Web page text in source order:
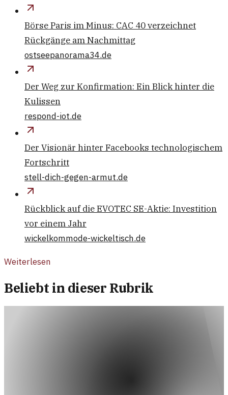
Börse Paris im Minus: CAC 40 verzeichnet
Rückgänge am Nachmittag
ostseepanorama34.de
Der Weg zur Konfirmation: Ein Blick hinter die
Kulissen
respond-iot.de
Der Visionär hinter Facebooks technologischem
Fortschritt
stell-dich-gegen-armut.de
Rückblick auf die EVOTEC SE-Aktie: Investition
vor einem Jahr
wickelkommode-wickeltisch.de
Weiterlesen
Beliebt in dieser Rubrik